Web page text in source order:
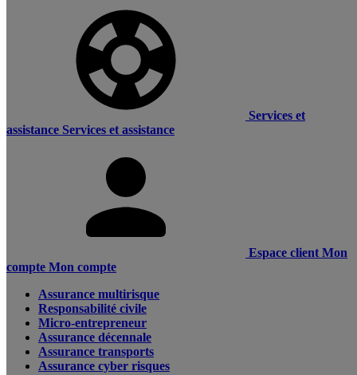
Services et
assistance Services et assistance
Espace client Mon
compte Mon compte
Assurance multirisque
Responsabilité civile
Micro-entrepreneur
Assurance décennale
Assurance transports
Assurance cyber risques